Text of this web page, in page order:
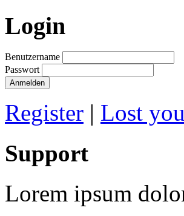
Login
Benutzername
Passwort
Anmelden
Register | Lost
Support
Lorem ipsum